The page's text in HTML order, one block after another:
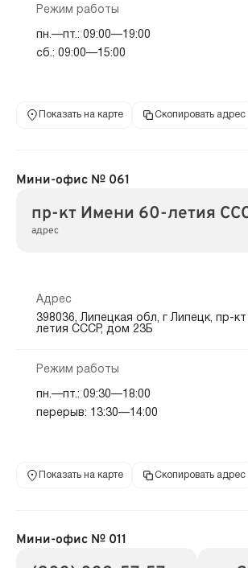
Режим работы
пн.—пт.: 09:00—19:00
сб.: 09:00—15:00
Показать на карте Скопировать адрес
Мини-офис № 061
пр-кт Имени 60-летия
адрес
Адрес
398036, Липецкая обл, г Липецк, пр-
летия СССР, дом 23Б
Режим работы
пн.—пт.: 09:30—18:00
перерыв: 13:30—14:00
Показать на карте Скопировать адрес
Мини-офис № 011